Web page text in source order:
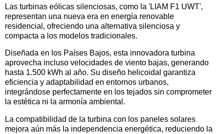
Las turbinas eólicas silenciosas, como la 'LIAM F1 UWT',
representan una nueva era en energía renovable
residencial, ofreciendo una alternativa silenciosa y
compacta a los modelos tradicionales.
Diseñada en los Países Bajos, esta innovadora turbina
aprovecha incluso velocidades de viento bajas, generando
hasta 1.500 kWh al año. Su diseño helicoidal garantiza
eficiencia y adaptabilidad en entornos urbanos,
integrándose perfectamente en los tejados sin comprometer
la estética ni la armonía ambiental.
La compatibilidad de la turbina con los paneles solares
mejora aún más la independencia energética, reduciendo la